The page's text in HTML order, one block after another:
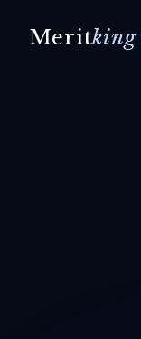
Meritking